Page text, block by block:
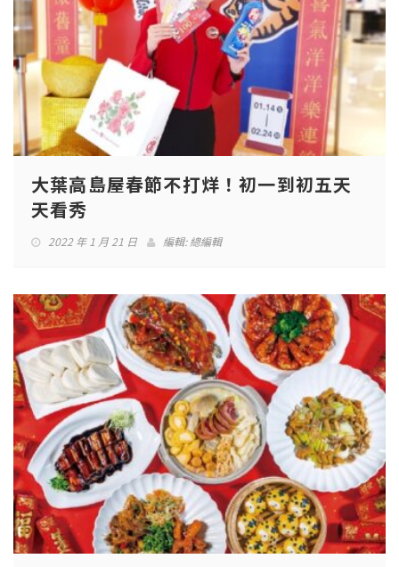
大葉高島屋春節不打烊！初一到初五天
天看秀
2022 年 1 月 21 日 編輯:總編輯